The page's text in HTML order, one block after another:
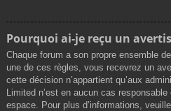
Pourquoi ai-je reçu un
Chaque forum a son propre ensemble
une de ces règles, vous recevrez un
cette décision n’appartient qu’aux
Limited n’est en aucun cas
espace. Pour plus d’informations,